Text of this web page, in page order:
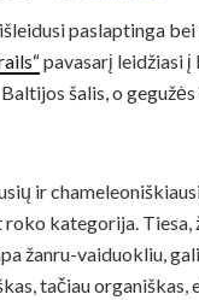
paslaptinga
pavasarį leidžiasi į
šalis, o gegužės
ir
kategorija.
žanru-vaiduokliu,
tačiau organiškas,